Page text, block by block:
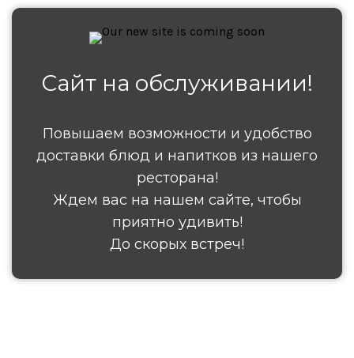
Сайт на обслуживании!
Повышаем возможности и удобство
доставки блюд и напитков из нашего
ресторана!
Ждем вас на нашем сайте, чтобы
приятно удивить!
До скорых встреч!